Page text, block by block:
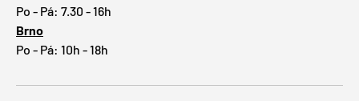
Po - Pá: 7.30 - 16h
Brno
Po - Pá: 10h - 18h